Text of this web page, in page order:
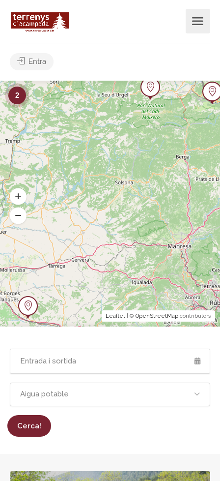
Entra
Aigua potable
Cerca!
2
Leaflet | © OpenStreetMap contributors